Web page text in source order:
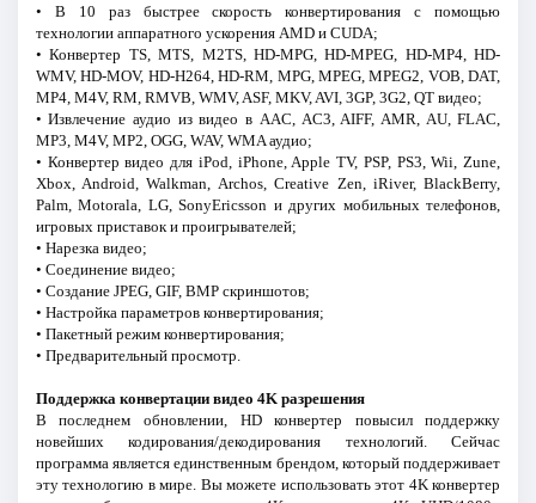
• В 10 раз быстрее скорость конвертирования с помощью
технологии аппаратного ускорения AMD и CUDA;
• Конвертер TS, MTS, M2TS, HD-MPG, HD-MPEG, HD-MP4, HD-
WMV, HD-MOV, HD-H264, HD-RM, MPG, MPEG, MPEG2, VOB, DAT,
MP4, M4V, RM, RMVB, WMV, ASF, MKV, AVI, 3GP, 3G2, QT видео;
• Извлечение аудио из видео в AAC, AC3, AIFF, AMR, AU, FLAC,
MP3, M4V, MP2, OGG, WAV, WMA аудио;
• Конвертер видео для iPod, iPhone, Apple TV, PSP, PS3, Wii, Zune,
Xbox, Android, Walkman, Archos, Creative Zen, iRiver, BlackBerry,
Palm, Motorala, LG, SonyEricsson и других мобильных телефонов,
игровых приставок и проигрывателей;
• Нарезка видео;
• Соединение видео;
• Создание JPEG, GIF, BMP скриншотов;
• Настройка параметров конвертирования;
• Пакетный режим конвертирования;
• Предварительный просмотр.
Поддержка конвертации видео 4K разрешения
В последнем обновлении, HD конвертер повысил поддержку
новейших кодирования/декодирования технологий. Сейчас
программа является единственным брендом, который поддерживает
эту технологию в мире. Вы можете использовать этот 4K конвертер